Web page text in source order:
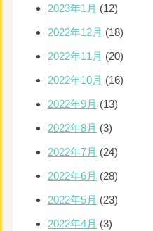
2023年1月 (12)
2022年12月 (18)
2022年11月 (20)
2022年10月 (16)
2022年9月 (13)
2022年8月 (3)
2022年7月 (24)
2022年6月 (28)
2022年5月 (23)
2022年4月 (3)